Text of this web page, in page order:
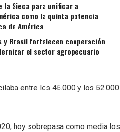
la Sieca para unificar a
como la quinta potencia
de América
y Brasil fortalecen cooperación
el sector agropecuario
entre los 45.000 y los 52.000
hoy sobrepasa como media los